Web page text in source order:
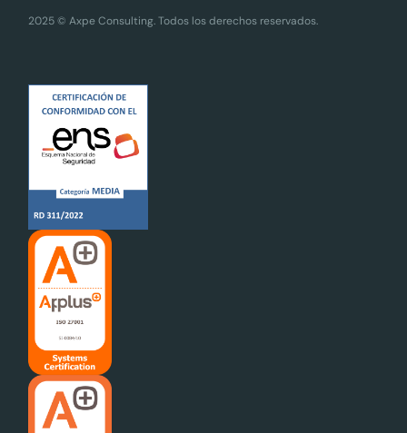
2025 © Axpe Consulting. Todos los derechos reservados.